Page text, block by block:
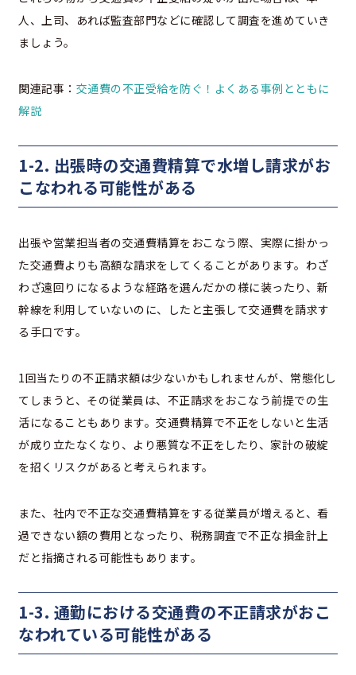
人、上司、あれば監査部門などに確認して調査を進めていき
ましょう。
関連記事： 交通費の不正受給を防ぐ！よくある事例とともに
解説
1-2. 出張時の交通費精算で水増し請求がお
こなわれる可能性がある
出張や営業担当者の交通費精算をおこなう際、実際に掛かっ
た交通費よりも高額な請求をしてくることがあります。わざ
わざ遠回りになるような経路を選んだかの様に装ったり、新
幹線を利用していないのに、したと主張して交通費を請求す
る手口です。
1回当たりの不正請求額は少ないかもしれませんが、常態化し
てしまうと、その従業員は、不正請求をおこなう前提での生
活になることもあります。交通費精算で不正をしないと生活
が成り立たなくなり、より悪質な不正をしたり、家計の破綻
を招くリスクがあると考えられます。
また、社内で不正な交通費精算をする従業員が増えると、看
過できない額の費用となったり、税務調査で不正な損金計上
だと指摘される可能性もあります。
1-3. 通勤における交通費の不正請求がおこ
なわれている可能性がある